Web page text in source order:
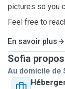
pictures so you
Feel free to
En savoir plus
Sofia
Au domicile de